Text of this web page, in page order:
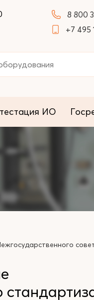
8 800
+7 495
ИО